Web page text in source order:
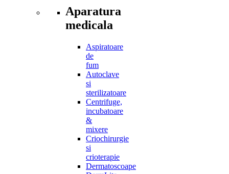
Aparatura
medicala
Aspiratoare
de
fum
Autoclave
si
sterilizatoare
Centrifuge,
incubatoare
&
mixere
Criochirurgie
si
crioterapie
Dermatoscoape